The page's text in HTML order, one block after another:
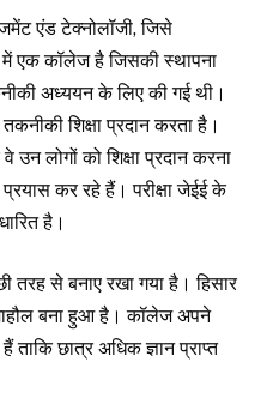
एंड टेक्नोलॉजी, जिसे
में एक कॉलेज है जिसकी स्थापना
अध्ययन के लिए की गई थी।
शिक्षा प्रदान करता है।
लोगों को शिक्षा प्रदान करना
कर रहे हैं। परीक्षा जेईई के
है।
तरह से बनाए रखा गया है। हिसार
बना हुआ है। कॉलेज अपने
ताकि छात्र अधिक ज्ञान प्राप्त